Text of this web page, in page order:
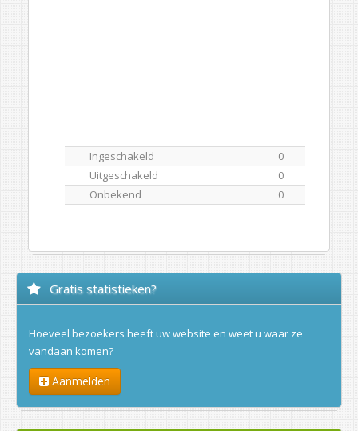
Ingeschakeld
0
Uitgeschakeld
0
Onbekend
0
Gratis statistieken?
Hoeveel bezoekers heeft uw website en weet u waar ze
vandaan komen?
Aanmelden